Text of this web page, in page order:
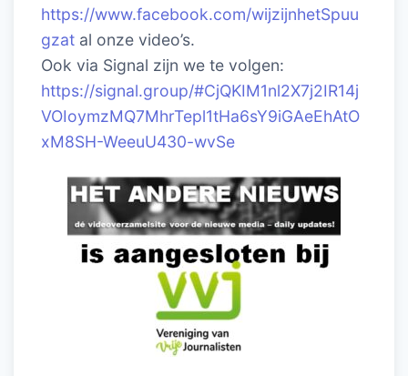
https://www.facebook.com/wijzijnhetSpuu
gzat al onze video’s.
Ook via Signal zijn we te volgen:
https://signal.group/#CjQKIM1nl2X7j2IR14j
VOIoymzMQ7MhrTepl1tHa6sY9iGAeEhAtO
xM8SH-WeeuU430-wvSe